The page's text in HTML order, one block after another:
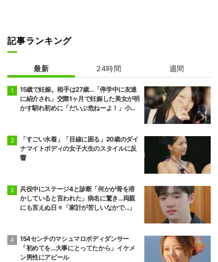
記事ランキング
最新 24時間 週間
15歳で妊娠。相手は27歳…「停学中に友達
に紹介され」交際1ヶ月で妊娠した美女が明
かす馴れ初めに「だいぶ危ねーよ！」小森
「すごい水着」「目線に困る」20歳のダイ
ナマイトボディの女子大生のスタイルに反
響
兵役中にステージ4と診断「何かが骨を溶
かしていると言われた」病名に驚き…両親
にも言えぬ日々「家計が苦しいなかで…」
154センチのマシュマロボディダンサー
「初めてを…大事にとってたから」イケメ
ン男性にアピール